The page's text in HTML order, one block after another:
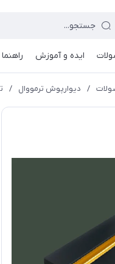
ایده و آموزش راهنما
/ دیوارپوش ترمووال /